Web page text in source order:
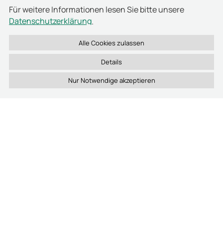
Für weitere Informationen lesen Sie bitte unsere
Datenschutzerklärung.
Details